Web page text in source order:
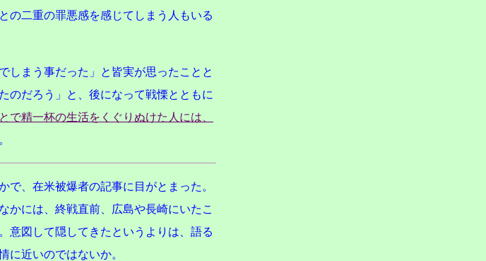
の二重の罪悪感を感じてしまう人もいる
しまう事だった」と皆実が思ったことと
のだろう」と、後になって戦慄とともに
で精一杯の生活をくぐりぬけた人には、
。
で、在米被爆者の記事に目がとまった。
かには、終戦直前、広島や長崎にいたこ
意図して隠してきたというよりは、語る
に近いのではないか。